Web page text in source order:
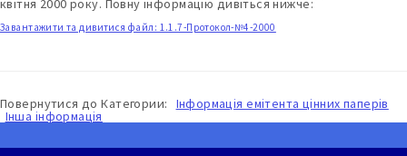
квітня 2000 року. Повну інформацію дивіться нижче:
Завантажити та дивитися файл: 1.1.7-Протокол-№4-2000
Повернутися доКатегории: Інформація емітента цінних паперів
Інша інформація